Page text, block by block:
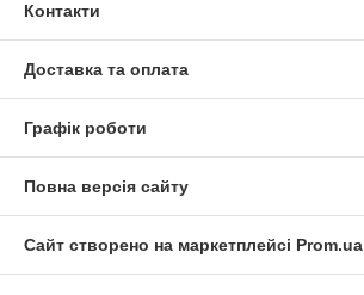
Контакти
Доставка та оплата
Графік роботи
Повна версія сайту
Сайт створено на маркетплейсі Prom.ua